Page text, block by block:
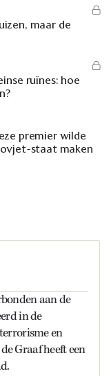
maar de
ruïnes: hoe
premier wilde
staat maken
aan de
in de
en
Graaf heeft een